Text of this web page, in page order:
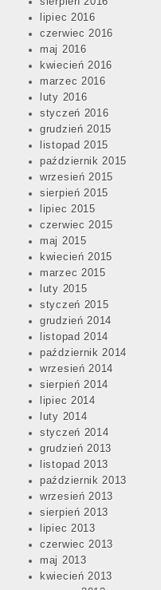
lipiec 2016
czerwiec 2016
maj 2016
kwiecień 2016
marzec 2016
luty 2016
styczeń 2016
grudzień 2015
listopad 2015
październik 2015
wrzesień 2015
sierpień 2015
lipiec 2015
czerwiec 2015
maj 2015
kwiecień 2015
marzec 2015
luty 2015
styczeń 2015
grudzień 2014
listopad 2014
październik 2014
wrzesień 2014
sierpień 2014
lipiec 2014
luty 2014
styczeń 2014
grudzień 2013
listopad 2013
październik 2013
wrzesień 2013
sierpień 2013
lipiec 2013
czerwiec 2013
maj 2013
kwiecień 2013